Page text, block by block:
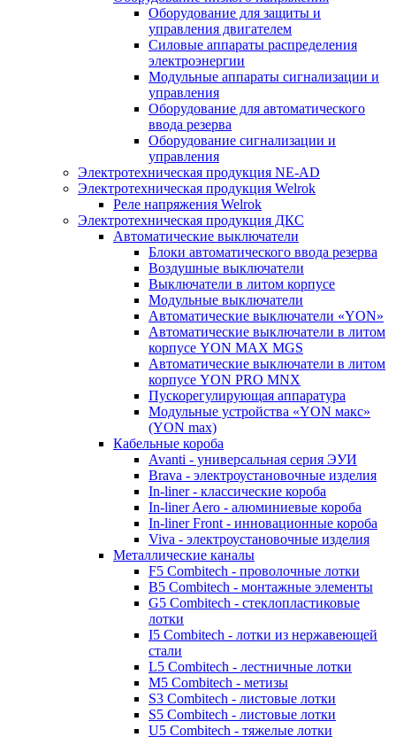
Оборудование для защиты и
управления двигателем
Силовые аппараты распределения
электроэнергии
Модульные аппараты сигнализации и
управления
Оборудование для автоматического
ввода резерва
Оборудование сигнализации и
управления
Электротехническая продукция NE-AD
Электротехническая продукция Welrok
Реле напряжения Welrok
Электротехническая продукция ДКС
Автоматические выключатели
Блоки автоматического ввода резерва
Воздушные выключатели
Выключатели в литом корпусе
Модульные выключатели
Автоматические выключатели «YON»
Автоматические выключатели в литом
корпусе YON MAX MGS
Автоматические выключатели в литом
корпусе YON PRO MNX
Пускорегулирующая аппаратура
Модульные устройства «YON макс»
(YON max)
Кабельные короба
Avanti - универсальная серия ЭУИ
Brava - электроустановочные изделия
In-liner - классические короба
In-liner Aero - алюминиевые короба
In-liner Front - инновационные короба
Viva - электроустановочные изделия
Металлические каналы
F5 Combitech - проволочные лотки
B5 Combitech - монтажные элементы
G5 Combitech - стеклопластиковые
лотки
I5 Combitech - лотки из нержавеющей
стали
L5 Combitech - лестничные лотки
M5 Combitech - метизы
S3 Combitech - листовые лотки
S5 Combitech - листовые лотки
U5 Combitech - тяжелые лотки